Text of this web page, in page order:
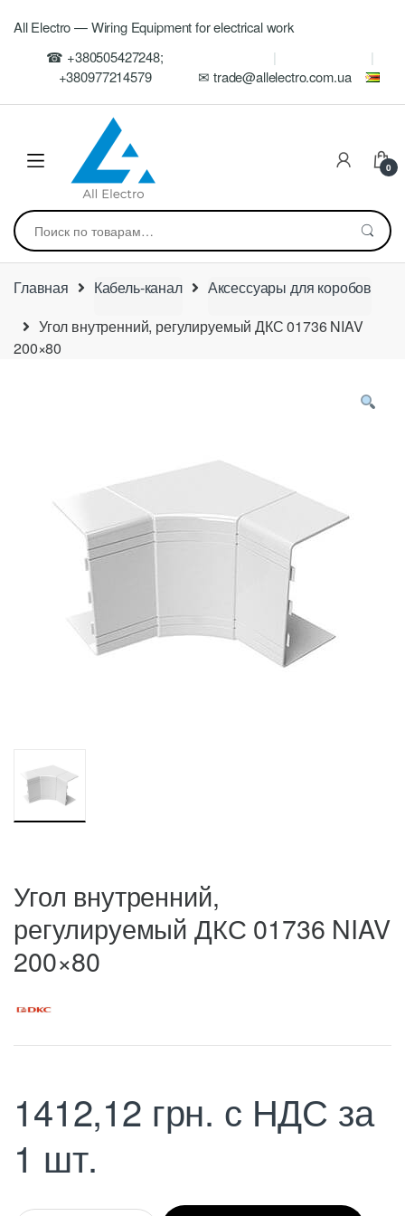
navigation
All Electro — Wiring Equipment for electrical work
☎ +380505427248;
+380977214579
✉ trade@allelectro.com.ua
0
Искать:
Главная Кабель-канал
Аксессуары для коробов
Угол внутренний, регулируемый ДКС 01736 NIAV
200×80
Угол внутренний,
регулируемый ДКС 01736 NIAV
200×80
1412,12 грн. с НДС за
1 шт.